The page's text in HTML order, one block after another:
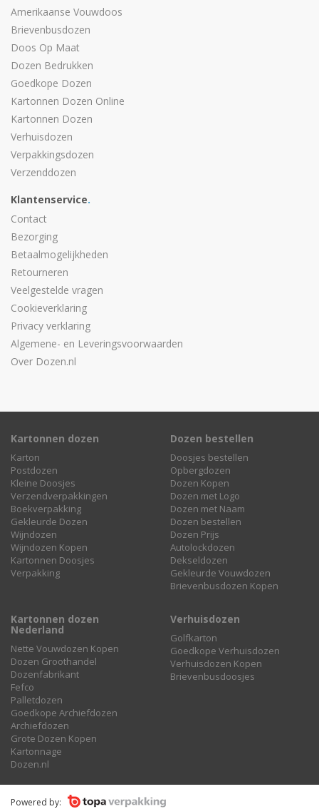
Amerikaanse Vouwdoos
Brievenbusdozen
Doos Op Maat
Dozen Bedrukken
Goedkope Dozen
Kartonnen Dozen Online
Kartonnen Dozen
Verhuisdozen
Verpakkingsdozen
Verzenddozen
Klantenservice.
Contact
Bezorging
Betaalmogelijkheden
Retourneren
Veelgestelde vragen
Cookieverklaring
Privacy verklaring
Algemene- en Leveringsvoorwaarden
Over Dozen.nl
Kartonnen dozen
Karton
Postdozen
Kleine Doosjes
Verzendverpakkingen
Boekverpakking
Gekleurde Dozen
Wijndozen
Wijndozen Kopen
Kartonnen Doosjes
Verpakking
Dozen bestellen
Doosjes bestellen
Opbergdozen
Dozen Kopen
Dozen met Logo
Dozen met Naam
Dozen bestellen
Dozen Prijs
Autolockdozen
Dekseldozen
Gekleurde Vouwdozen
Brievenbusdozen Kopen
Kartonnen dozen
Nederland
Nette Vouwdozen Kopen
Dozen Groothandel
Dozenfabrikant
Fefco
Palletdozen
Goedkope Archiefdozen
Archiefdozen
Grote Dozen Kopen
Kartonnage
Dozen.nl
Verhuisdozen
Golfkarton
Goedkope Verhuisdozen
Verhuisdozen Kopen
Brievenbusdoosjes
Powered by: